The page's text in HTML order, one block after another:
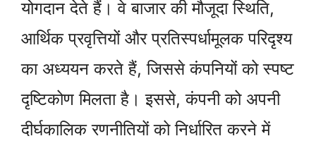
योगदान देते हैं। वे बाजार की मौजूदा स्थिति,
आर्थिक प्रवृत्तियों और प्रतिस्पर्धामूलक परिदृश्य
का अध्ययन करते हैं, जिससे कंपनियों को स्पष्ट
दृष्टिकोण मिलता है। इससे, कंपनी को अपनी
दीर्घकालिक रणनीतियों को निर्धारित करने में